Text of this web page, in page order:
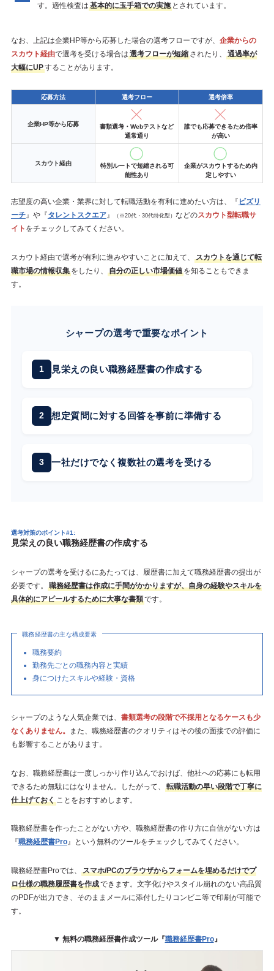
す。適性検査は 基本的に玉手箱での実施とされています。
なお、上記は企業HP等から応募した場合の選考フローですが、 企業からの
スカウト経由で選考を受ける場合は 選考フローが短縮されたり、
通過率が
大幅にUPすることがあります。
応募方法 選考フロー 選考倍率
企業HP等から応募
書類選考・Webテストなど
通常通り
誰でも応募できるため倍率
が高い
スカウト経由
特別ルートで短縮される可
能性あり
企業がスカウトするため内
定しやすい
志望度の高い企業・業界に対して転職活動を有利に進めたい方は、『 ビズリ
ーチ』や『タレントスクエア』 （※20代・30代特化型） などのスカウト型転職サ
イト をチェックしてみてください。
スカウト経由で選考が有利に進みやすいことに加えて、
スカウトを通じて転
職市場の情報収集をしたり、 自分の正しい市場価値を知ることもできま
す。
シャープの選考で重要なポイント
見栄えの良い職務経歴書の作成する
想定質問に対する回答を事前に準備する
一社だけでなく複数社の選考を受ける
選考対策のポイント#1:
見栄えの良い職務経歴書の作成する
シャープの選考を受けるにあたっては、履歴書に加えて職務経歴書の提出が
必要です。
職務経歴書は作成に手間がかかりますが、自身の経験やスキルを
具体的にアピールするために大事な書類です。
職務経歴書の主な構成要素
職務要約
勤務先ごとの職務内容と実績
身につけたスキルや経験・資格
シャープのような人気企業では、 書類選考の段階で不採用となるケースも少
なくありません。
また、職務経歴書のクオリティはその後の面接での評価に
も影響することがあります。
なお、職務経歴書は一度しっかり作り込んでおけば、他社への応募にも転用
できるため無駄にはなりません。したがって、
転職活動の早い段階で丁寧に
仕上げておく ことをおすすめします。
職務経歴書を作ったことがない方や、職務経歴書の作り方に自信がない方は
『職務経歴書Pro』という無料のツールをチェックしてみてください。
職務経歴書Proでは、
スマホ/PCのブラウザからフォームを埋めるだけでプ
ロ仕様の職務履歴書を作成できます。文字化けやスタイル崩れのない高品質
のPDFが出力でき、そのままメールに添付したりコンビニ等で印刷が可能で
す。
▼ 無料の職務経歴書作成ツール『職務経歴書Pro』